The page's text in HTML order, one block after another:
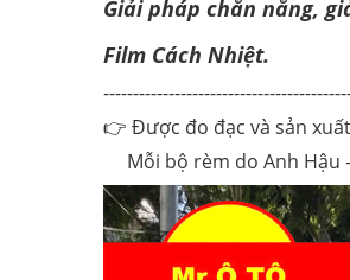
Giải pháp chắn nắng,
Film Cách Nhiệt.
👉 Được đo đạc và sản
Mỗi bộ rèm do Anh Hậu